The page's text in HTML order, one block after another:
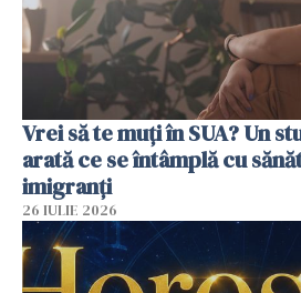
Vrei să te muți în SUA? Un
arată ce se întâmplă cu
imigranți
26 IULIE 2026